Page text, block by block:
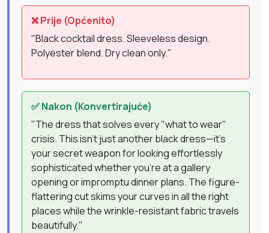
❌ Prije (Općenito)
"Black cocktail dress. Sleeveless design.
Polyester blend. Dry clean only."
✅ Nakon (Konvertirajuće)
"The dress that solves every "what to wear"
crisis. This isn't just another black dress—it's
your secret weapon for looking effortlessly
sophisticated whether you're at a gallery
opening or impromptu dinner plans. The figure-
flattering cut skims your curves in all the right
places while the wrinkle-resistant fabric travels
beautifully."